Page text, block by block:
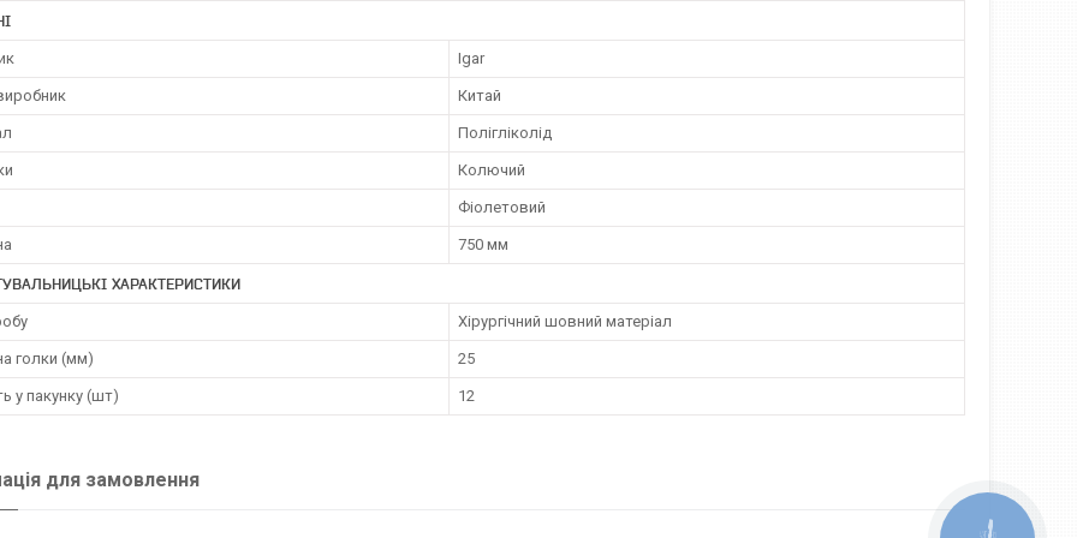
Igar
Китай
Полігліколід
Колючий
Фіолетовий
750 мм
ХАРАКТЕРИСТИКИ
Хірургічний шовний матеріал
голки (мм) 25
у пакунку (шт) 12
для замовлення